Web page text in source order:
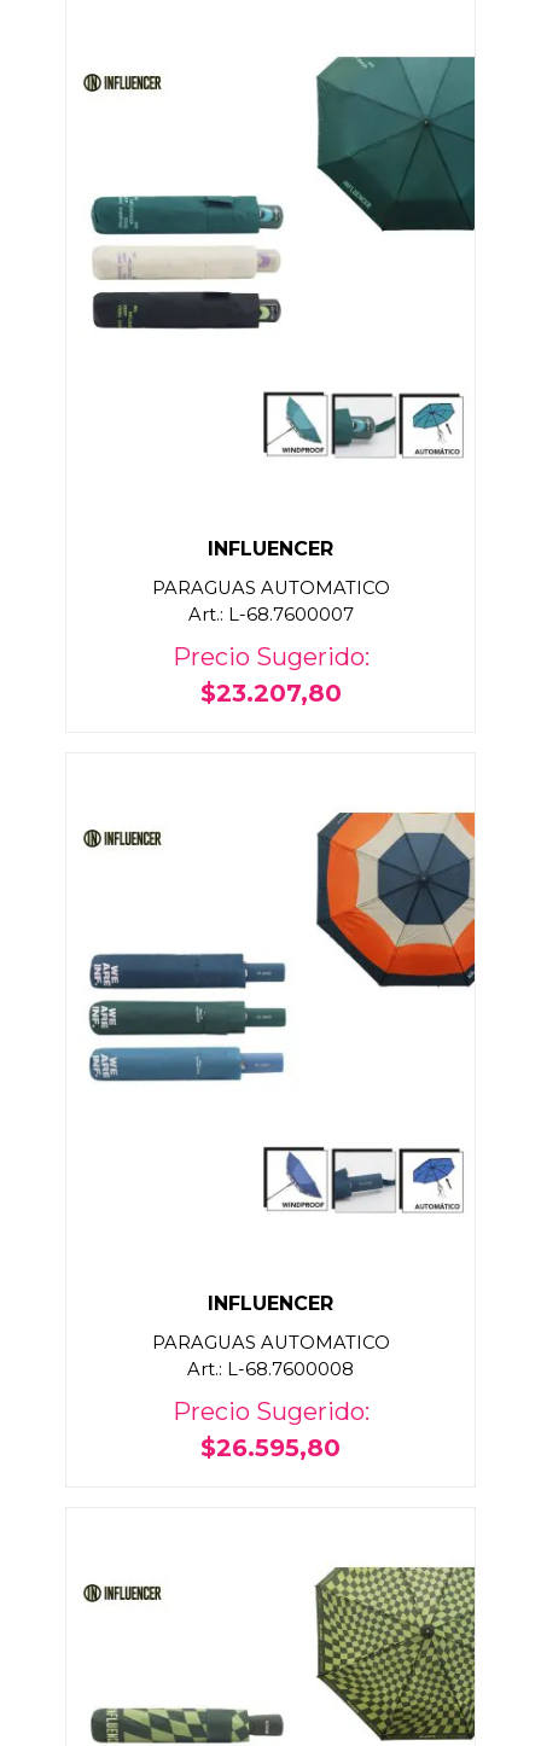
INFLUENCER
PARAGUAS AUTOMATICO
Art.: L-68.7600007
Precio Sugerido:
$23.207,80
INFLUENCER
PARAGUAS AUTOMATICO
Art.: L-68.7600008
Precio Sugerido:
$26.595,80